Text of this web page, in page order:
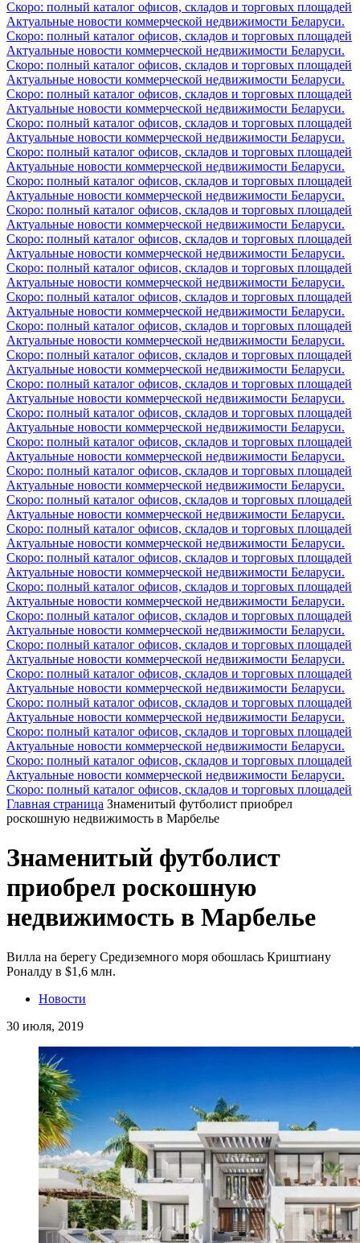
Скоро: полный каталог офисов, складов и торговых площадей
Актуальные новости коммерческой недвижимости Беларуси.
Скоро: полный каталог офисов, складов и торговых площадей
Актуальные новости коммерческой недвижимости Беларуси.
Скоро: полный каталог офисов, складов и торговых площадей
Актуальные новости коммерческой недвижимости Беларуси.
Скоро: полный каталог офисов, складов и торговых площадей
Актуальные новости коммерческой недвижимости Беларуси.
Скоро: полный каталог офисов, складов и торговых площадей
Актуальные новости коммерческой недвижимости Беларуси.
Скоро: полный каталог офисов, складов и торговых площадей
Актуальные новости коммерческой недвижимости Беларуси.
Скоро: полный каталог офисов, складов и торговых площадей
Актуальные новости коммерческой недвижимости Беларуси.
Скоро: полный каталог офисов, складов и торговых площадей
Актуальные новости коммерческой недвижимости Беларуси.
Скоро: полный каталог офисов, складов и торговых площадей
Актуальные новости коммерческой недвижимости Беларуси.
Скоро: полный каталог офисов, складов и торговых площадей
Актуальные новости коммерческой недвижимости Беларуси.
Скоро: полный каталог офисов, складов и торговых площадей
Актуальные новости коммерческой недвижимости Беларуси.
Скоро: полный каталог офисов, складов и торговых площадей
Актуальные новости коммерческой недвижимости Беларуси.
Скоро: полный каталог офисов, складов и торговых площадей
Актуальные новости коммерческой недвижимости Беларуси.
Скоро: полный каталог офисов, складов и торговых площадей
Актуальные новости коммерческой недвижимости Беларуси.
Скоро: полный каталог офисов, складов и торговых площадей
Актуальные новости коммерческой недвижимости Беларуси.
Скоро: полный каталог офисов, складов и торговых площадей
Актуальные новости коммерческой недвижимости Беларуси.
Скоро: полный каталог офисов, складов и торговых площадей
Актуальные новости коммерческой недвижимости Беларуси.
Скоро: полный каталог офисов, складов и торговых площадей
Актуальные новости коммерческой недвижимости Беларуси.
Скоро: полный каталог офисов, складов и торговых площадей
Актуальные новости коммерческой недвижимости Беларуси.
Скоро: полный каталог офисов, складов и торговых площадей
Актуальные новости коммерческой недвижимости Беларуси.
Скоро: полный каталог офисов, складов и торговых площадей
Актуальные новости коммерческой недвижимости Беларуси.
Скоро: полный каталог офисов, складов и торговых площадей
Актуальные новости коммерческой недвижимости Беларуси.
Скоро: полный каталог офисов, складов и торговых площадей
Актуальные новости коммерческой недвижимости Беларуси.
Скоро: полный каталог офисов, складов и торговых площадей
Актуальные новости коммерческой недвижимости Беларуси.
Скоро: полный каталог офисов, складов и торговых площадей
Актуальные новости коммерческой недвижимости Беларуси.
Скоро: полный каталог офисов, складов и торговых площадей
Актуальные новости коммерческой недвижимости Беларуси.
Скоро: полный каталог офисов, складов и торговых площадей
Актуальные новости коммерческой недвижимости Беларуси.
Скоро: полный каталог офисов, складов и торговых площадей
Главная страница Знаменитый футболист приобрел
роскошную недвижимость в Марбелье
Знаменитый футболист
приобрел роскошную
недвижимость в Марбелье
Вилла на берегу Средиземного моря обошлась Криштиану
Роналду в $1,6 млн.
Новости
30 июля, 2019